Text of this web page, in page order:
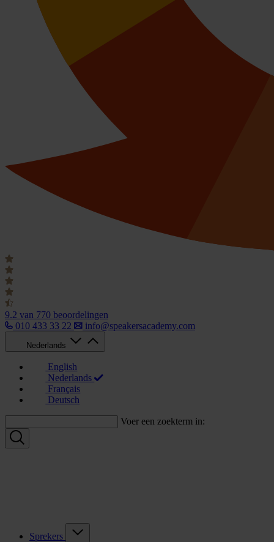
9.2 van 770 beoordelingen
010 433 33 22
info@speakersacademy.com
Nederlands
English
Nederlands
Français
Deutsch
Voer een zoekterm in:
Sprekers